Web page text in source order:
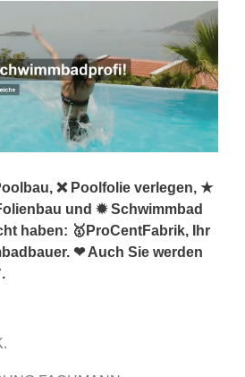
❌ Poolfolie verlegen, ★
und ✹ Schwimmbad
haben: 🥇ProCentFabrik, Ihr
❤ Auch Sie werden